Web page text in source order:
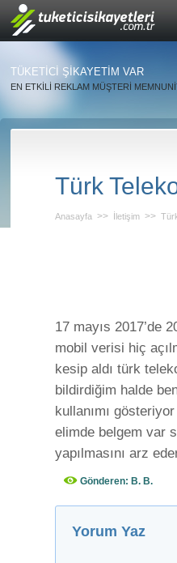
TÜKETİCİ ŞİKAYETİM VAR
EN ETKİLİ REKLAM MÜŞTERİ
Türk
Anasayfa >> İletişim >>
17 mayıs 2017’de
mobil verisi hiç
kesip aldı türk
bildirdiğim halde
kullanımı
elimde belgem var
yapılmasını arz
Gönderen: B. B.
Yorum Yaz